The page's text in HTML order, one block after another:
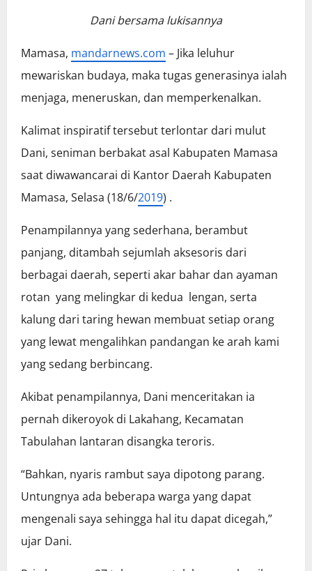
Dani bersama lukisannya
Mamasa, mandarnews.com – Jika leluhur
mewariskan budaya, maka tugas generasinya ialah
menjaga, meneruskan, dan memperkenalkan.
Kalimat inspiratif tersebut terlontar dari mulut
Dani, seniman berbakat asal Kabupaten Mamasa
saat diwawancarai di Kantor Daerah Kabupaten
Mamasa, Selasa (18/6/2019) .
Penampilannya yang sederhana, berambut
panjang, ditambah sejumlah aksesoris dari
berbagai daerah, seperti akar bahar dan ayaman
rotan yang melingkar di kedua lengan, serta
kalung dari taring hewan membuat setiap orang
yang lewat mengalihkan pandangan ke arah kami
yang sedang berbincang.
Akibat penampilannya, Dani menceritakan ia
pernah dikeroyok di Lakahang, Kecamatan
Tabulahan lantaran disangka teroris.
“Bahkan, nyaris rambut saya dipotong parang.
Untungnya ada beberapa warga yang dapat
mengenali saya sehingga hal itu dapat dicegah,”
ujar Dani.